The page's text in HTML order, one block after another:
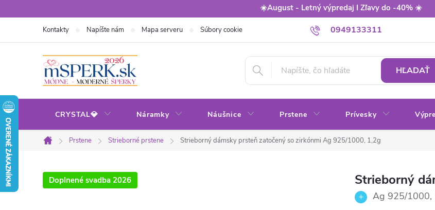
na
☀️August - Letný výpredaj I Zľavy do -40% ☀️
0949133311
Kontakty Napíšte nám Mapa serveru Súbory cookie Obchodné podmienky
HĽADAŤ
CRYSTAL💎 Náramky Náušnice Prstene Prívesky
Domov
Prstene Strieborné prstene Strieborný dámsky prsteň zatočený so zirkónmi Ag 925/1000, 1,2g
Doplnené svadba 2026 Strieborný
Ag 925/1000,